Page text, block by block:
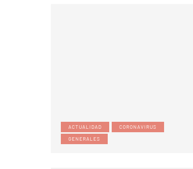
ACTUALIDAD
CORONAVIRUS
GENERALES